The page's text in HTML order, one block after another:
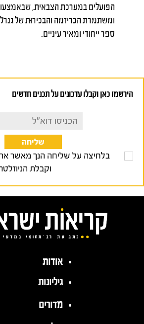
הפועלים במערכת הצבאית,
ומשתמרת הכריזמה והבכירוּת של
ספר ייחודי ומאיר עיניים.
הירשמו כאן וקבלו עדכונים על תכנים חדשים
בלחיצה על שליחה הנך מאשר
וקבלת
אודות
גיליונות
מדורים